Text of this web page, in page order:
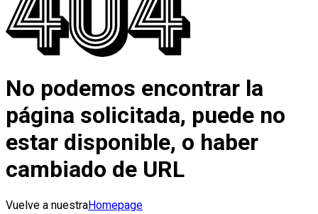
No podemos encontrar la
página solicitada, puede no
estar disponible, o haber
cambiado de URL
Vuelve a nuestraHomepage